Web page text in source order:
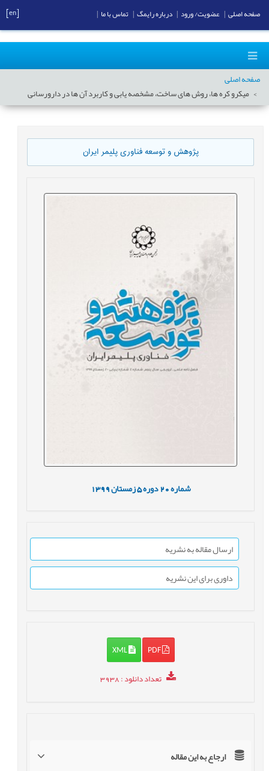
صفحه اصلی
میکرو کره ها، روش های ساخت، مشخصه يابی و کاربرد آن ها در دارورسانی
پژوهش و توسعه فناوری پلیمر ایران
شماره20 دوره5 زمستان1399
ارسال مقاله به نشریه
داوری برای این نشریه
PDF
XML
تعداد دانلود: 3938
ارجاع به این مقاله
صفحه اصلی عضویت/ ورود درباره رایمگ تماس با ما